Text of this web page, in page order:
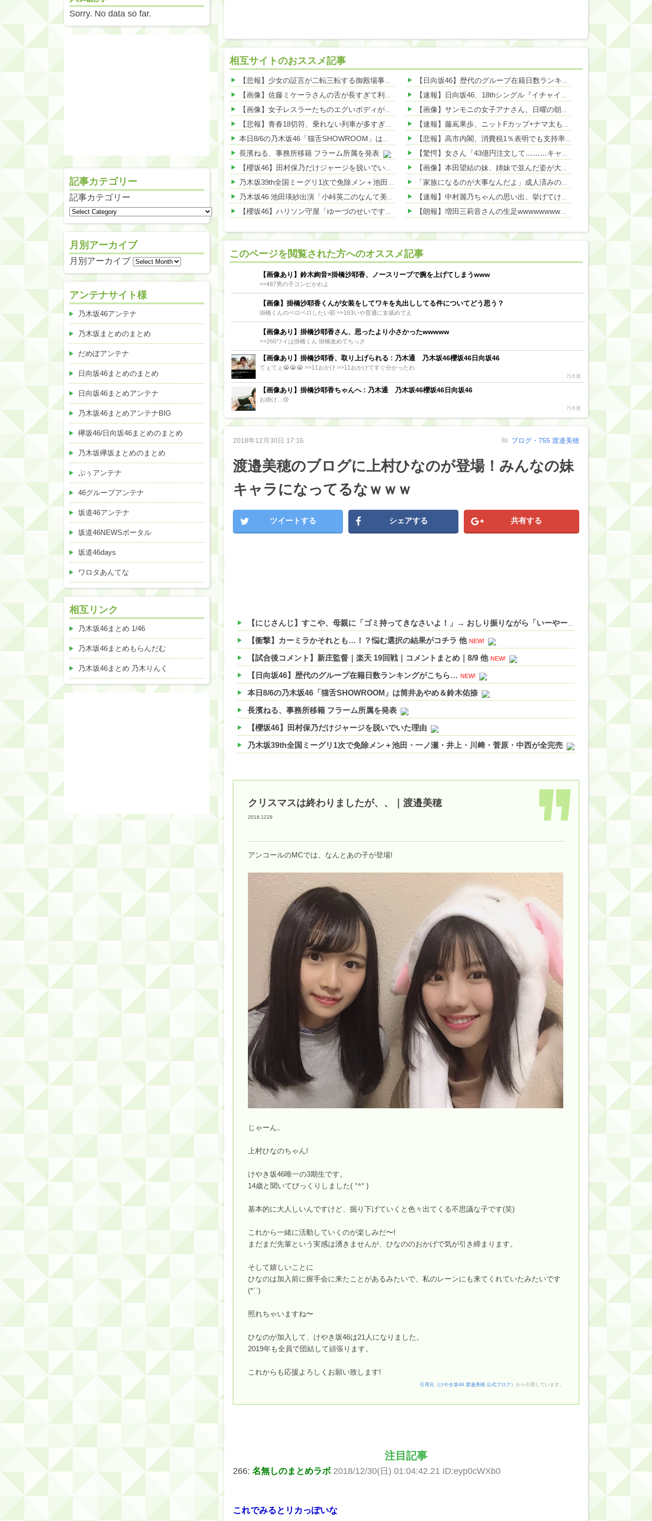
相互サイトのおススメ記事
【悲報】少女の証言が二転三転する御殿場事件、冤罪の可能性で少年たち涙目・・・その理由とはｗｗｗｗ 他
【画像】佐藤ミケーラさんの舌が長すぎて利点エロしかない件ｗｗｗｗｗ 他 NEW!
【画像】女子レスラーたちのエグいボディが話題にwwwwww 他 NEW!
【悲報】青春18切符、乗れない列車が多すぎる理由がこれｗｗｗｗ 他 NEW!
本日8/6の乃木坂46「猫舌SHOWROOM」は筒井あやめ＆鈴木佑捺
長濱ねる、事務所移籍 フラーム所属を発表
【櫻坂46】田村保乃だけジャージを脱いでいた理由
乃木坂39th全国ミーグリ1次で免除メン＋池田・一ノ瀬・井上・川﨑・菅原・中西が全完売
乃木坂46 池田瑛紗出演「小峠英二のなんて美だ！」テーマ：徳川家康【2025.8.5 24:00〜 TOKYO MX】
【櫻坂46】ハリソン守屋「ゆーづのせいです」【ラヴィット!】
【日向坂46】この月、何かあるのか！？『お願いバッハ！』ミーグリ日程がこちら
Powered by livedoor 相互RSS
【日向坂46】歴代のグループ在籍日数ランキングがこちら…
【速報】日向坂46、18thシングル『イチャイチャ虫』の発売が決定！！
【画像】サンモニの女子アナさん、日曜の朝から素材を提供してしまう
【速報】藤嶌果歩、ニットFカップ+ナマ太ももをブルンブルン出しながらダンスwwwwww
【悲報】高市内閣、消費税1％表明でも支持率下落 →ついに６割割れ
【驚愕】女さん「43億円注文して………キャンセルっと！」←こいつの目的って一体なんなの？？？？？？？
【画像】本田望結の妹、姉妹で並んだ姿が大変素晴らしいと話題にw w w w w w w
「家族になるのが大事なんだよ」成人済みの娘との養子縁組をしつこく迫る婚約者。怪しいと思って「事実婚にしたい」と伝えた結果、男が放った『衝撃の反応』←金目当てだと自白したようなもんｗｗｗ
【速報】中村麗乃ちゃんの思い出、挙げてけwwwwwwwwwww
【朗報】増田三莉音さんの生足wwwwwwwwwwww
乃木坂46『オリコン上半期SG1位獲得!!』←もうこれ今が全盛期だろwwwwww
Powered by livedoor 相互RSS
このページを閲覧された方へのオススメ記事
【画像あり】鈴木絢音×掛橋沙耶香、ノースリーブで腕を上げてしまうwww
>>487男の子コンビかわよ
【画像】掛橋沙耶香くんが女装をしてワキを丸出ししてる件についてどう思う？
掛橋くんのペロペロしたい部 >>183いや普通に女舐めてえ
【画像あり】掛橋沙耶香さん、思ったより小さかったwwwww
>>260ワイは掛橋くん 掛橋改めてちっさ
【画像あり】掛橋沙耶香、取り上げられる : 乃木通 乃木坂46櫻坂46日向坂46
てぇてぇ😭😭😭 >>11おかけ >>11おかけてすぐ分かったわ
乃木通
【画像あり】掛橋沙耶香ちゃんへ : 乃木通 乃木坂46櫻坂46日向坂46
お掛け…😢
乃木通
2018年12月30日 17:16
渡邉美穂のブログに上村ひなのが登場！みんなの妹
キャラになってるなｗｗｗ
ブログ・755 渡邉美穂
ツイートする シェアする 共有する
【にじさんじ】すこや、母親に「ゴミ持ってきなさいよ！」→ おしり振りながら「いーやーヤダヤダ」した結果ガチめにしばかれる 他
【衝撃】カーミラかそれとも…！？悩む選択の結果がコチラ 他 NEW!
【試合後コメント】新庄監督｜楽天 19回戦｜コメントまとめ｜8/9 他 NEW!
【日向坂46】歴代のグループ在籍日数ランキングがこちら… NEW!
本日8/6の乃木坂46「猫舌SHOWROOM」は筒井あやめ＆鈴木佑捺
長濱ねる、事務所移籍 フラーム所属を発表
【櫻坂46】田村保乃だけジャージを脱いでいた理由
乃木坂39th全国ミーグリ1次で免除メン＋池田・一ノ瀬・井上・川﨑・菅原・中西が全完売
【櫻坂46】ミーグリで喧嘩！？山下瞳月、これはマジギレしてる
【日向坂46】この月、何かあるのか！？『お願いバッハ！』ミーグリ日程がこちら
【速報】中村麗乃ちゃんの思い出、挙げてけwwwwwwwwwww
【朗報】増田三莉音さんの生足wwwwwwwwwwww
筒井あやめ、アレをチラリ。こういう偶然の方が官能的だよな？
Powered by livedoor 相互RSS
クリスマスは終わりましたが、、｜渡邉美穂
2018.1229
アンコールのMCでは、なんとあの子が登場!
じゃーん。
上村ひなのちゃん!
けやき坂46唯一の3期生です。
14歳と聞いてびっくりしました( °꒫° )
基本的に大人しいんですけど、掘り下げていくと色々出てくる不思議な子です(笑)
これから一緒に活動していくのが楽しみだ〜!
まだまだ先輩という実感は湧きませんが、ひなののおかげで気が引き締まります。
そして嬉しいことに
ひなのは加入前に握手会に来たことがあるみたいで、私のレーンにも来てくれていたみたいです
(*´`)
照れちゃいますね〜
ひなのが加入して、けやき坂46は21人になりました。
2019年も全員で団結して頑張ります。
これからも応援よろしくお願い致します!
引用元（けやき坂46 渡邉美穂 公式ブログ） から引用しています。
注目記事
266: 名無しのまとめラボ 2018/12/30(日) 01:04:42.21 ID:eyp0cWXb0
これでみるとリカっぽいな
Sorry. No data so far.
記事カテゴリー
記事カテゴリー
月別アーカイブ
月別アーカイブ
アンテナサイト様
乃木坂46アンテナ
乃木坂まとめのまとめ
だめぽアンテナ
日向坂46まとめのまとめ
日向坂46まとめアンテナ
乃木坂46まとめアンテナBIG
欅坂46/日向坂46まとめのまとめ
乃木坂欅坂まとめのまとめ
ぷぅアンテナ
46グループアンテナ
坂道46アンテナ
坂道46NEWSポータル
坂道46days
ワロタあんてな
相互リンク
乃木坂46まとめ 1/46
乃木坂46まとめもらんだむ
乃木坂46まとめ 乃木りんく